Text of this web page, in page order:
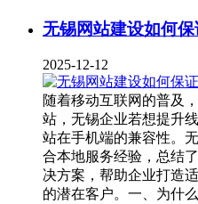
无锡网站建设如何
2025-12-12
随着移动互联网的普及
站，无锡企业若想提升
站在手机端的兼容性。
合本地服务经验，总结
决方案，帮助企业打造
的潜在客户。一、为什